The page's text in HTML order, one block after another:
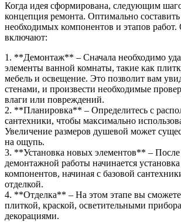
Когда идея сформирована, следующим
концепция ремонта. Оптимально
необходимых компонентов и этапов
включают:
1. **Демонтаж** – Сначала необходимо
элементы ванной комнаты, такие как
мебель и освещение. Это позволит вам
стенами, и произвести необходимые
влаги или повреждений.
2. **Планировка** – Определитесь с
сантехники, чтобы максимально
Увеличение размеров душевой может
на ощупь.
3. **Установка новых элементов** –
демонтажной работы начинается
компонентов, начиная с базовой
отделкой.
4. **Отделка** – На этом этапе вы сможете
плиткой, краской, осветительными
декорациями.